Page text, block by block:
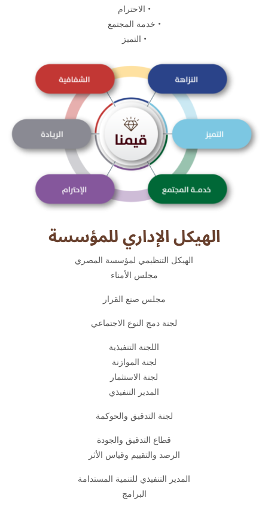
• الاحترام
• خدمة المجتمع
• التميز
الهيكل الإداري للمؤسسة
الهيكل التنظيمي لمؤسسة المصري
مجلس الأمناء
مجلس صنع القرار
لجنة دمج النوع الاجتماعي
اللجنة التنفيذية
لجنة الموازنة
لجنة الاستثمار
المدير التنفيذي
لجنة التدقيق والحوكمة
قطاع التدقيق والجودة
الرصد والتقييم وقياس الأثر
المدير التنفيذي للتنمية المستدامة
البرامج